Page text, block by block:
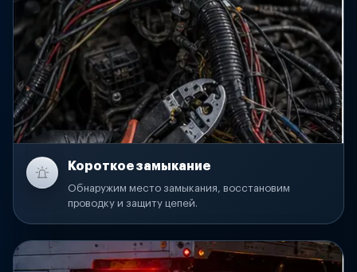
Короткое замыкание
Обнаружим место замыкания, восстановим
проводку и защиту цепей.